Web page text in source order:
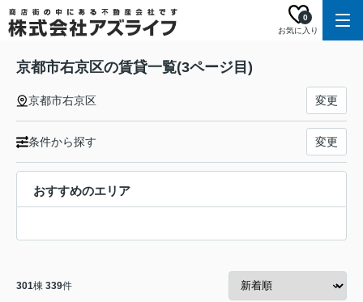
お気に入り
0
京都市右京区の賃貸一覧(3ページ目)
京都市右京区 変更
条件から探す 変更
おすすめのエリア
301棟 339件